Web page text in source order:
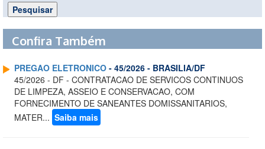
Confira Também
PREGAO ELETRONICO - 45/2026 - BRASILIA/DF
45/2026 - DF - CONTRATACAO DE SERVICOS CONTINUOS
DE LIMPEZA, ASSEIO E CONSERVACAO, COM
FORNECIMENTO DE SANEANTES DOMISSANITARIOS,
MATER... Saiba mais